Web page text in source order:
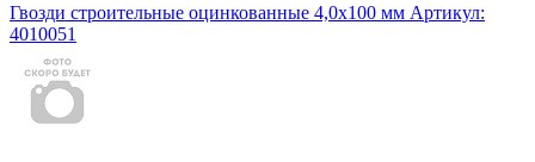
Гвозди строительные оцинкованные 4,0х100 мм Артикул:
4010051